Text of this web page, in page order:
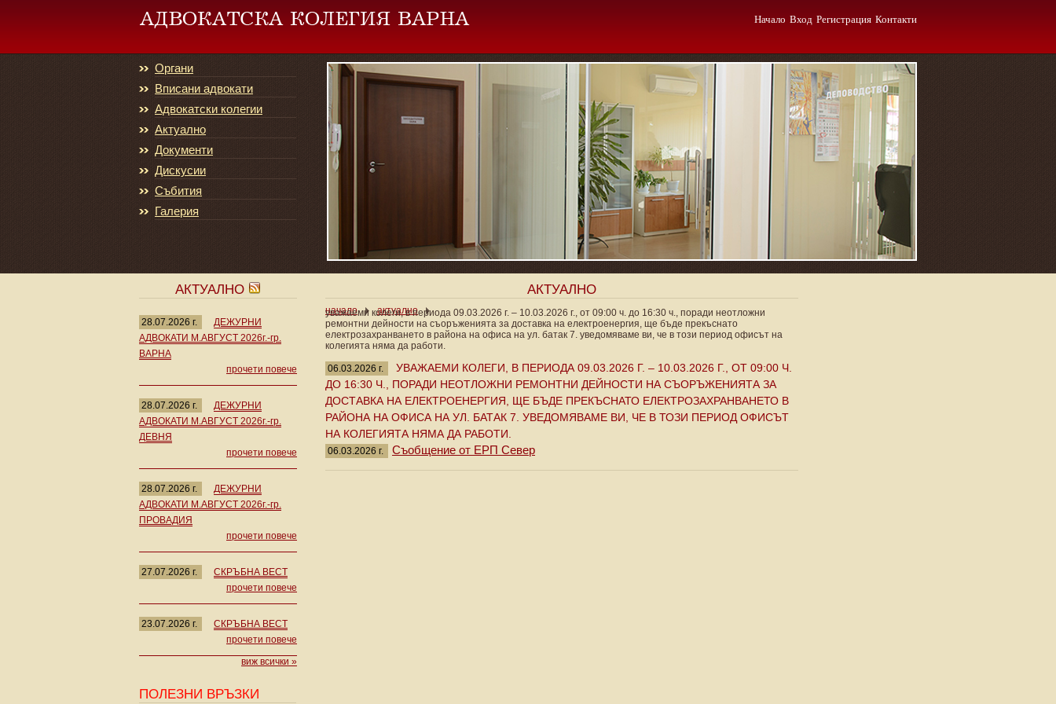
Начало Вход Регистрация Контакти
Органи
Вписани адвокати
Адвокатски колегии
Актуално
Документи
Дискусии
Събития
Галерия
АКТУАЛНО
28.07.2026 г.
ДЕЖУРНИ
АДВОКАТИ М.АВГУСТ 2026г.-гр.
ВАРНА
прочети повече
28.07.2026 г.
ДЕЖУРНИ
АДВОКАТИ М.АВГУСТ 2026г.-гр.
ДЕВНЯ
прочети повече
28.07.2026 г.
ДЕЖУРНИ
АДВОКАТИ М.АВГУСТ 2026г.-гр.
ПРОВАДИЯ
прочети повече
27.07.2026 г.
СКРЪБНА ВЕСТ
прочети повече
23.07.2026 г.
СКРЪБНА ВЕСТ
прочети повече
виж всички »
ПОЛЕЗНИ ВРЪЗКИ
АКТУАЛНО
начало актуално
уважаеми колеги, в периода 09.03.2026 г. – 10.03.2026 г., от 09:00 ч. до 16:30 ч., поради неотложни
ремонтни дейности на съоръженията за доставка на електроенергия, ще бъде прекъснато
електрозахранването в района на офиса на ул. батак 7. уведомяваме ви, че в този период офисът на
колегията няма да работи.
06.03.2026 г.
УВАЖАЕМИ КОЛЕГИ, В ПЕРИОДА 09.03.2026 Г. – 10.03.2026 Г., ОТ 09:00 Ч.
ДО 16:30 Ч., ПОРАДИ НЕОТЛОЖНИ РЕМОНТНИ ДЕЙНОСТИ НА СЪОРЪЖЕНИЯТА ЗА
ДОСТАВКА НА ЕЛЕКТРОЕНЕРГИЯ, ЩЕ БЪДЕ ПРЕКЪСНАТО ЕЛЕКТРОЗАХРАНВАНЕТО В
РАЙОНА НА ОФИСА НА УЛ. БАТАК 7. УВЕДОМЯВАМЕ ВИ, ЧЕ В ТОЗИ ПЕРИОД ОФИСЪТ
НА КОЛЕГИЯТА НЯМА ДА РАБОТИ.
06.03.2026 г. Съобщение от ЕРП Север